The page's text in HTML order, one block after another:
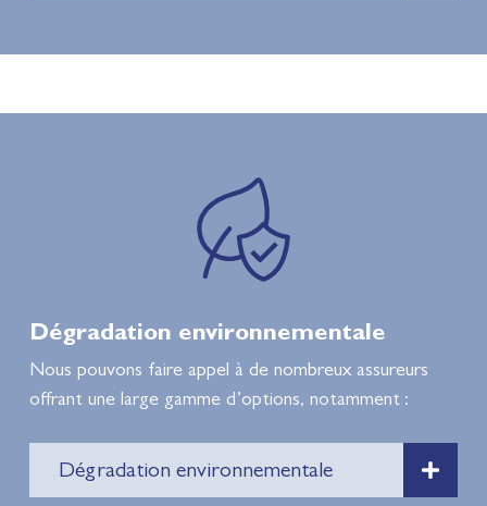
Dégradation environnementale
Nous pouvons faire appel à de nombreux assureurs
offrant une large gamme d’options, notamment :
Dégradation environnementale